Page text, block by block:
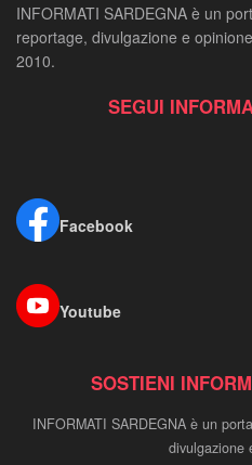
INFORMATI SARDEGNA è un
reportage, divulgazione e
2010.
SEGUI
Facebook
Youtube
SOSTIENI
INFORMATI SARDEGNA è un
divulgazione